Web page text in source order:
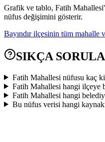
Grafik ve tablo, Fatih
nüfus değişimini gösterir.
Bayındır ilçesinin tüm mahalle
SIKÇA
Fatih Mahallesi nüfusu kaç
Fatih Mahallesi hangi ilçeye
Fatih Mahallesi hangi
Bu nüfus verisi hangi